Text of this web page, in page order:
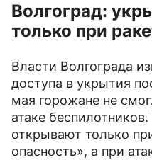
Волгоград:
только при
Власти Волгограда
доступа в укрытия
мая горожане не
атаке
открывают только
опасность», а при